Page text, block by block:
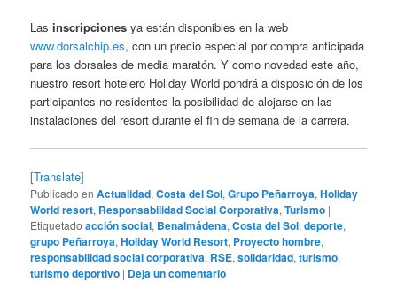
Lasinscripciones ya están disponibles en la web
www.dorsalchip.es, con un precio especial por compra anticipada
para los dorsales de media maratón. Y como novedad este año,
nuestro resort hotelero Holiday World pondrá a disposición de los
participantes no residentes la posibilidad de alojarse en las
instalaciones del resort durante el fin de semana de la carrera.
[Translate]
Publicado en Actualidad,Costa del Sol,Grupo Peñarroya,Holiday
World resort, Responsabilidad Social Corporativa,Turismo |
Etiquetado acción social, Benalmádena,Costa del Sol,deporte,
grupo Peñarroya,Holiday World Resort, Proyecto hombre,
responsabilidad social corporativa, RSE,solidaridad,turismo,
turismo deportivo | Deja un comentario